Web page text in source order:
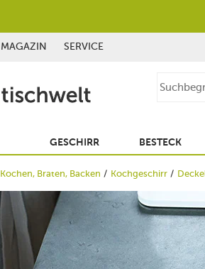
MAGAZIN SERVICE
GESCHIRR BESTECK
Kochen, Braten, Backen Kochgeschirr